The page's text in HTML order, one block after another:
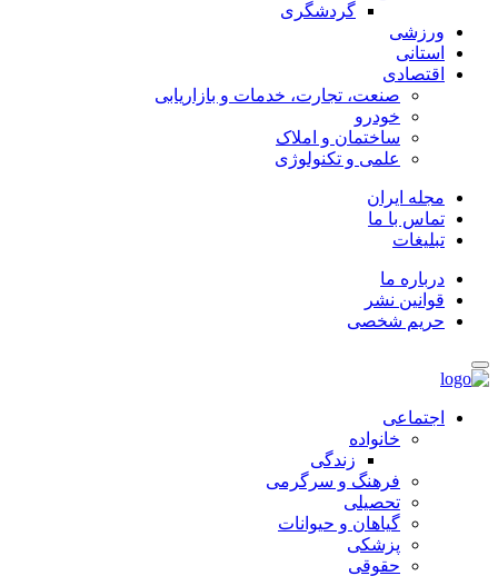
گردشگری
ورزشی
استانی
اقتصادی
صنعت، تجارت، خدمات و بازاریابی
خودرو
ساختمان و املاک
علمی و تکنولوژی
مجله ایران
تماس با ما
تبلیغات
درباره ما
قوانین نشر
حریم شخصی
اجتماعی
خانواده
زندگی
فرهنگ و سرگرمی
تحصیلی
گیاهان و حیوانات
پزشکی
حقوقی